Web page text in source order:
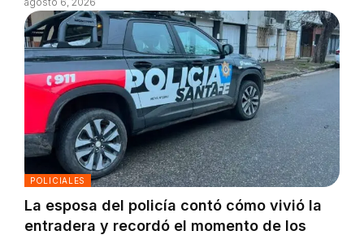
POLICIALES
La esposa del policía contó cómo vivió la
entradera y recordó el momento de los